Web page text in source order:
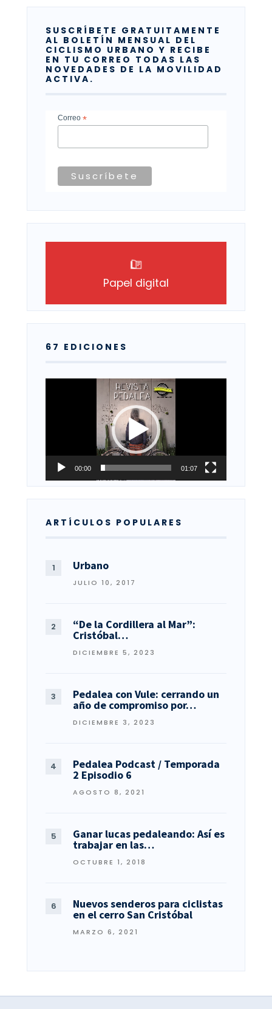
SUSCRÍBETE GRATUITAMENTE
AL BOLETÍN MENSUAL DEL
CICLISMO URBANO Y RECIBE
EN TU CORREO TODAS LAS
NOVEDADES DE LA MOVILIDAD
ACTIVA.
Correo *
Papel digital
67 EDICIONES
00:00 01:07
ARTÍCULOS POPULARES
Urbano
JULIO 10, 2017
“De la Cordillera al Mar”:
Cristóbal…
DICIEMBRE 5, 2023
Pedalea con Vule: cerrando un
año de compromiso por…
DICIEMBRE 3, 2023
Pedalea Podcast / Temporada
2 Episodio 6
AGOSTO 8, 2021
Ganar lucas pedaleando: Así es
trabajar en las…
OCTUBRE 1, 2018
Nuevos senderos para ciclistas
en el cerro San Cristóbal
MARZO 6, 2021